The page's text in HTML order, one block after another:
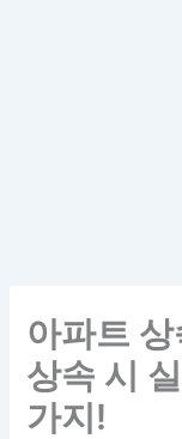
아파트
상속 시
가지!